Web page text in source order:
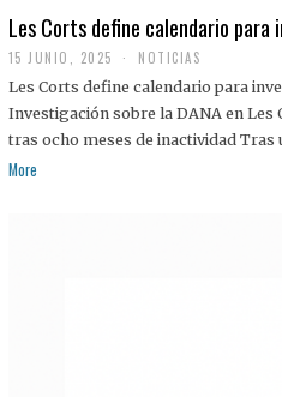
Les Corts define calendario para
15 JUNIO, 2025 NOTICIAS
Les Corts define calendario para
Investigación sobre la DANA en Les
tras ocho meses de inactividad Tras
More